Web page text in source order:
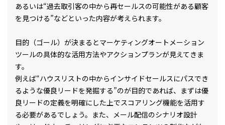
あるいは“過去取引客の中から再セールスの可能性がある顧客
を見つける”などといった内容が考えられます。
目的（ゴール）が決まるとマーケティングオートメーション
ツールの具体的な活用方法やアクションプランが見えてきま
す。
例えば“ハウスリストの中からインサイドセールスにパスでき
るような優良リードを発掘する”のが目的であれば、まずは優
良リードの定義を明確にした上でスコアリング機能を活用す
る必要があるでしょう。また、メール配信のシナリオ設計